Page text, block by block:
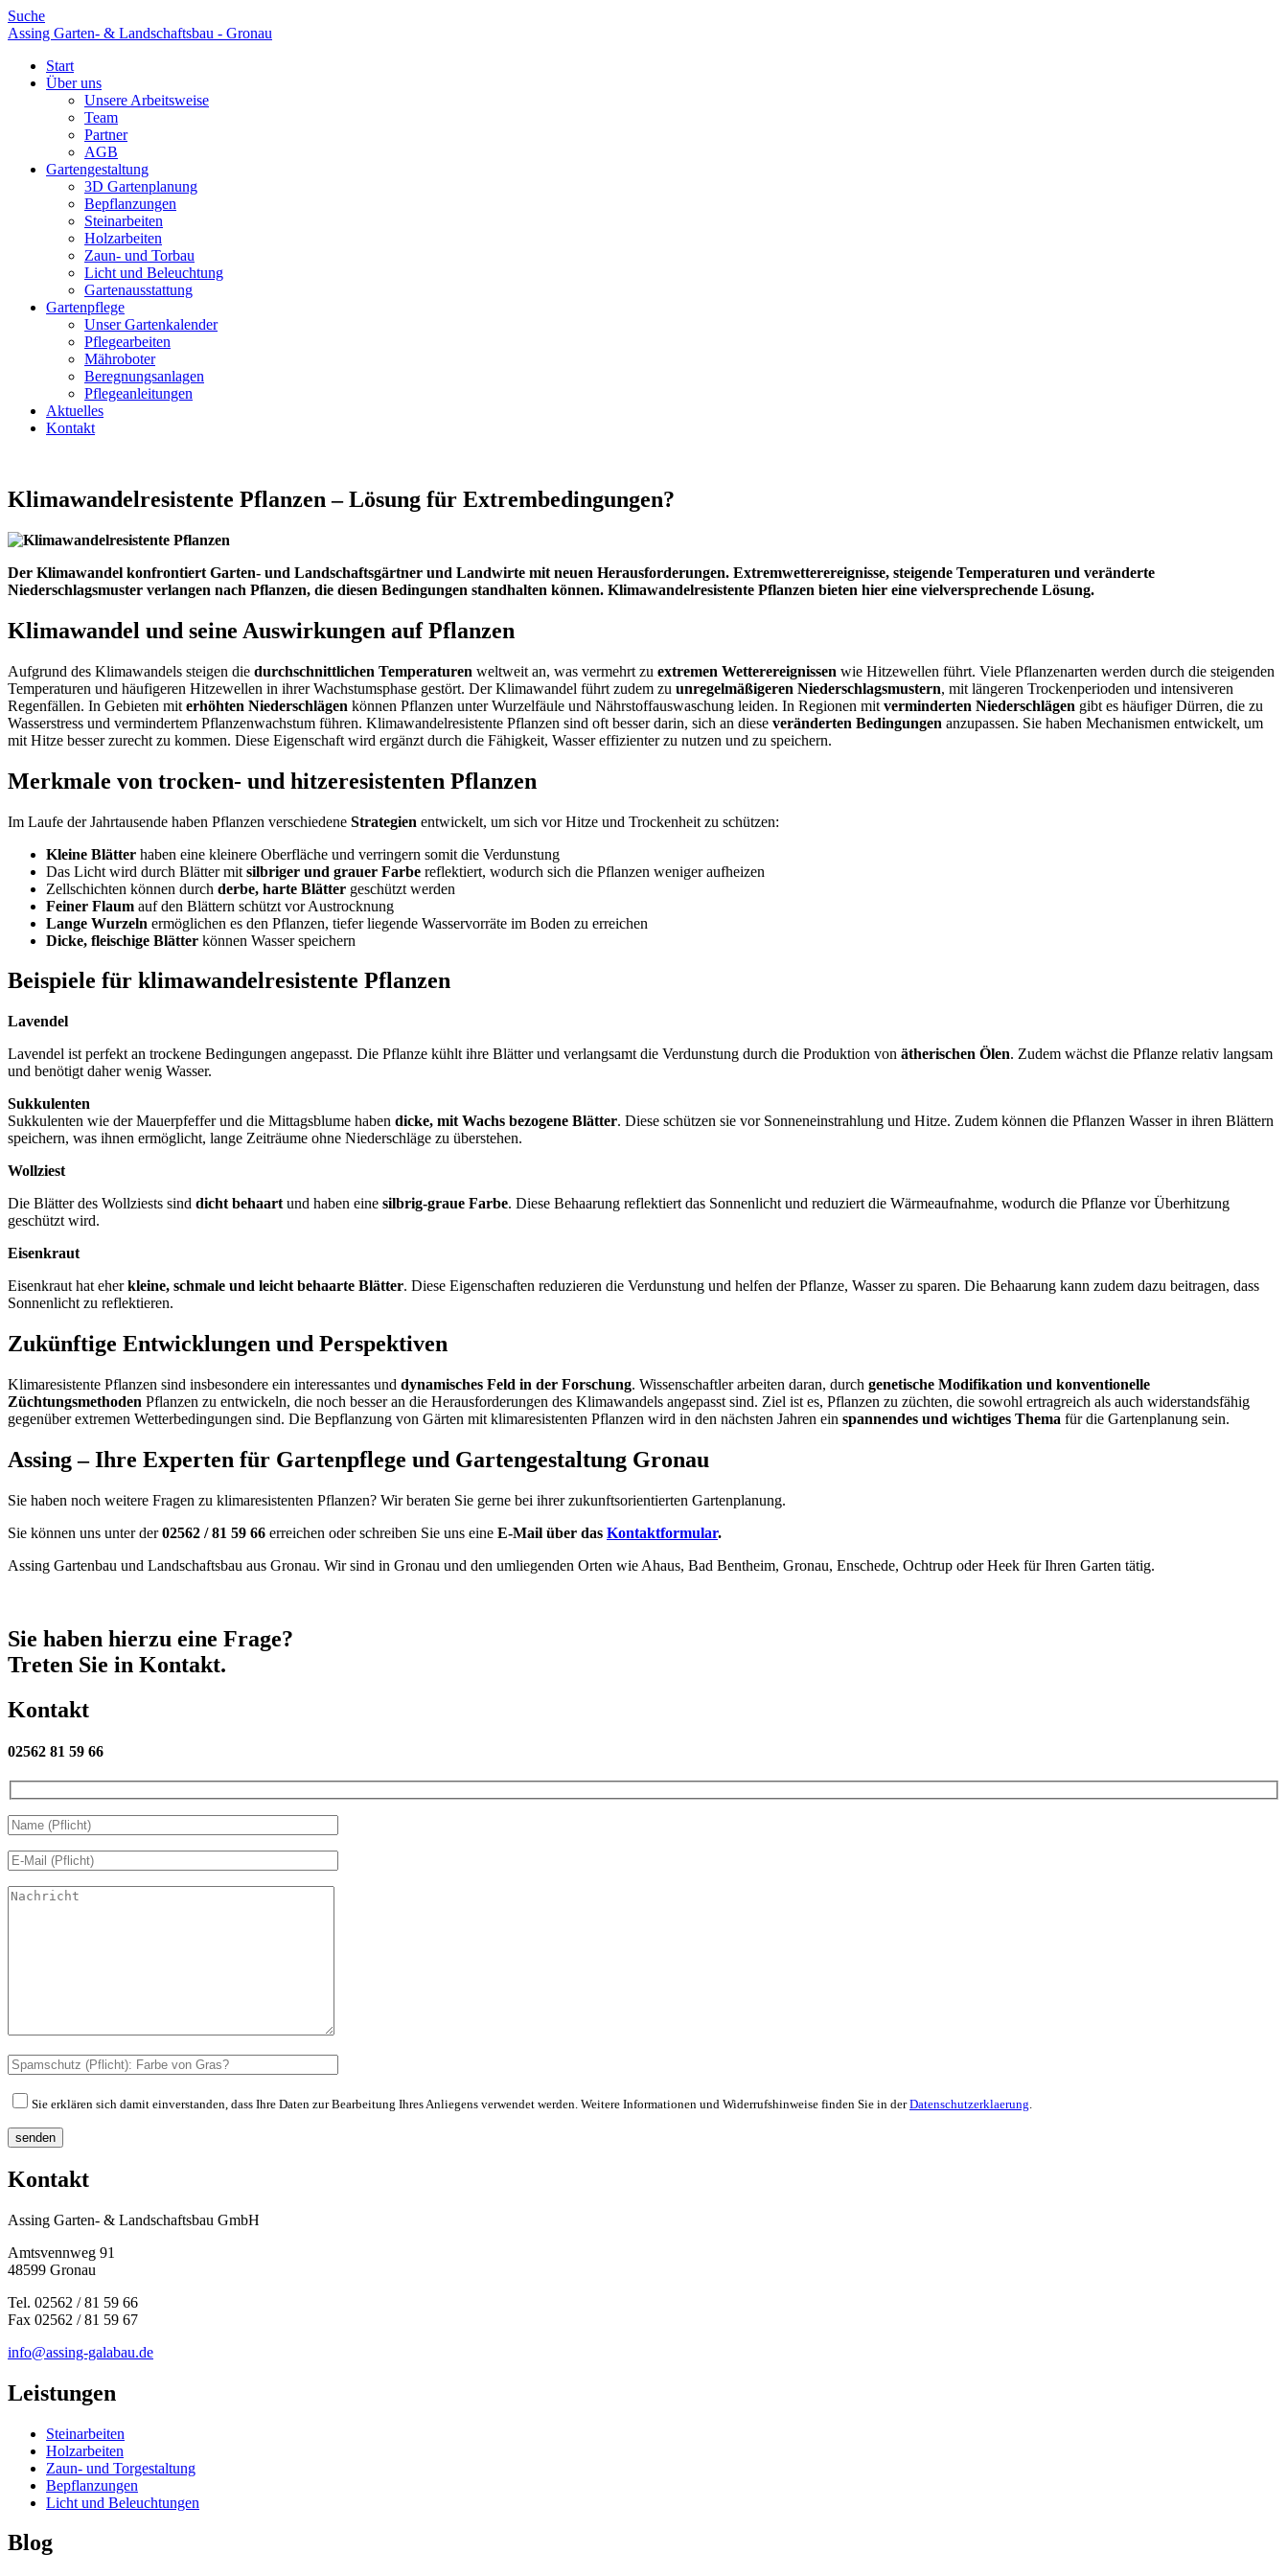
Suche
Assing Garten- & Landschaftsbau - Gronau
Start
Über uns
Unsere Arbeitsweise
Team
Partner
AGB
Gartengestaltung
3D Gartenplanung
Bepflanzungen
Steinarbeiten
Holzarbeiten
Zaun- und Torbau
Licht und Beleuchtung
Gartenausstattung
Gartenpflege
Unser Gartenkalender
Pflegearbeiten
Mähroboter
Beregnungsanlagen
Pflegeanleitungen
Aktuelles
Kontakt
Klimawandelresistente Pflanzen – Lösung für Extrembedingungen?
Der Klimawandel konfrontiert Garten- und Landschaftsgärtner und Landwirte mit neuen Herausforderungen. Extremwetterereignisse, steigende Temperaturen und veränderte
Niederschlagsmuster verlangen nach Pflanzen, die diesen Bedingungen standhalten können. Klimawandelresistente Pflanzen bieten hier eine vielversprechende Lösung.
Klimawandel und seine Auswirkungen auf Pflanzen
Aufgrund des Klimawandels steigen die durchschnittlichen Temperaturen weltweit an, was vermehrt zu extremen Wetterereignissen wie Hitzewellen führt. Viele Pflanzenarten werden durch die steigenden
Temperaturen und häufigeren Hitzewellen in ihrer Wachstumsphase gestört. Der Klimawandel führt zudem zu unregelmäßigeren Niederschlagsmustern, mit längeren Trockenperioden und intensiveren
Regenfällen. In Gebieten mit erhöhten Niederschlägen können Pflanzen unter Wurzelfäule und Nährstoffauswaschung leiden. In Regionen mit verminderten Niederschlägen gibt es häufiger Dürren, die zu
Wasserstress und vermindertem Pflanzenwachstum führen. Klimawandelresistente Pflanzen sind oft besser darin, sich an diese veränderten Bedingungen anzupassen. Sie haben Mechanismen entwickelt, um
mit Hitze besser zurecht zu kommen. Diese Eigenschaft wird ergänzt durch die Fähigkeit, Wasser effizienter zu nutzen und zu speichern.
Merkmale von trocken- und hitzeresistenten Pflanzen
Im Laufe der Jahrtausende haben Pflanzen verschiedene Strategien entwickelt, um sich vor Hitze und Trockenheit zu schützen:
Kleine Blätter haben eine kleinere Oberfläche und verringern somit die Verdunstung
Das Licht wird durch Blätter mit silbriger und grauer Farbe reflektiert, wodurch sich die Pflanzen weniger aufheizen
Zellschichten können durch derbe, harte Blätter geschützt werden
Feiner Flaum auf den Blättern schützt vor Austrocknung
Lange Wurzeln ermöglichen es den Pflanzen, tiefer liegende Wasservorräte im Boden zu erreichen
Dicke, fleischige Blätter können Wasser speichern
Beispiele für klimawandelresistente Pflanzen
Lavendel
Lavendel ist perfekt an trockene Bedingungen angepasst. Die Pflanze kühlt ihre Blätter und verlangsamt die Verdunstung durch die Produktion von ätherischen Ölen. Zudem wächst die Pflanze relativ langsam
und benötigt daher wenig Wasser.
Sukkulenten
Sukkulenten wie der Mauerpfeffer und die Mittagsblume haben dicke, mit Wachs bezogene Blätter. Diese schützen sie vor Sonneneinstrahlung und Hitze. Zudem können die Pflanzen Wasser in ihren Blättern
speichern, was ihnen ermöglicht, lange Zeiträume ohne Niederschläge zu überstehen.
Wollziest
Die Blätter des Wollziests sind dicht behaart und haben eine silbrig-graue Farbe. Diese Behaarung reflektiert das Sonnenlicht und reduziert die Wärmeaufnahme, wodurch die Pflanze vor Überhitzung
geschützt wird.
Eisenkraut
Eisenkraut hat eherkleine, schmale und leicht behaarte Blätter. Diese Eigenschaften reduzieren die Verdunstung und helfen der Pflanze, Wasser zu sparen. Die Behaarung kann zudem dazu beitragen, dass
Sonnenlicht zu reflektieren.
Zukünftige Entwicklungen und Perspektiven
Klimaresistente Pflanzen sind insbesondere ein interessantes und dynamisches Feld in der Forschung. Wissenschaftler arbeiten daran, durch genetische Modifikation und konventionelle
Züchtungsmethoden Pflanzen zu entwickeln, die noch besser an die Herausforderungen des Klimawandels angepasst sind. Ziel ist es, Pflanzen zu züchten, die sowohl ertragreich als auch widerstandsfähig
gegenüber extremen Wetterbedingungen sind. Die Bepflanzung von Gärten mit klimaresistenten Pflanzen wird in den nächsten Jahren ein spannendes und wichtiges Thema für die Gartenplanung sein.
Assing – Ihre Experten für Gartenpflege und Gartengestaltung Gronau
Sie haben noch weitere Fragen zu klimaresistenten Pflanzen? Wir beraten Sie gerne bei ihrer zukunftsorientierten Gartenplanung.
Sie können uns unter der02562 / 81 59 66 erreichen oder schreiben Sie uns eine E-Mail über das Kontaktformular.
Assing Gartenbau und Landschaftsbau aus Gronau. Wir sind in Gronau und den umliegenden Orten wie Ahaus, Bad Bentheim, Gronau, Enschede, Ochtrup oder Heek für Ihren Garten tätig.
Sie haben hierzu eine Frage?
Treten Sie in Kontakt.
Kontakt
02562 81 59 66
Sie erklären sich damit einverstanden, dass Ihre Daten zur Bearbeitung Ihres Anliegens verwendet werden. Weitere Informationen und Widerrufshinweise finden Sie in derDatenschutzerklaerung
senden
Kontakt
Assing Garten- & Landschaftsbau GmbH
Amtsvennweg 91
48599 Gronau
Tel. 02562 / 81 59 66
Fax 02562 / 81 59 67
info@assing-galabau.de
Leistungen
Steinarbeiten
Holzarbeiten
Zaun- und Torgestaltung
Bepflanzungen
Licht und Beleuchtungen
Blog